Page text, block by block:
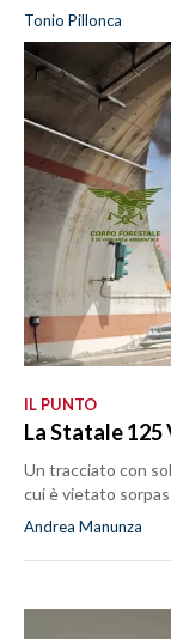
Tonio Pillonca
IL PUNTO
La Statale 125
Un tracciato con
cui è vietato
Andrea Manunza